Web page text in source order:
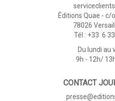
Éditions Quae - c/
78026
Tél : +33 6
Du lundi au
9h - 12h/
CONTACT